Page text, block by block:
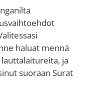
haluat mennä
lauttalaitureita, ja
suoraan Surat